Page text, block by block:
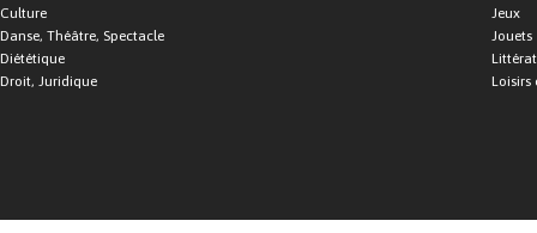
Culture
Danse, Théâtre, Spectacle
Diététique
Droit, Juridique
Jeux
Jouets
Loisirs